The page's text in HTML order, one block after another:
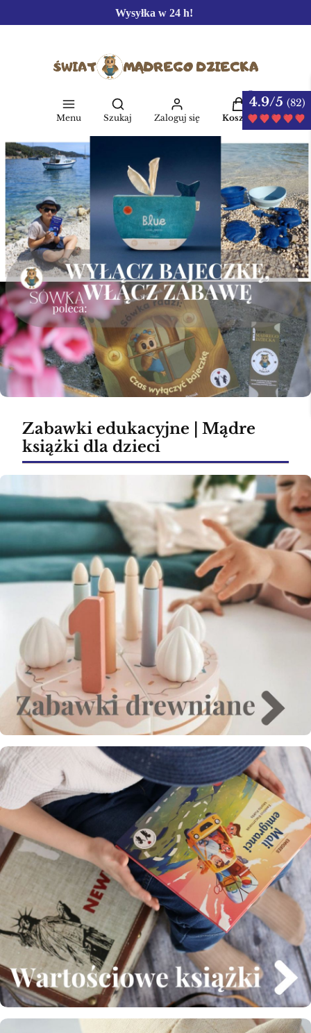
Wysyłka w 24 h!
Menu
Otwórz wyszukiwarkę
Szukaj Zaloguj się
Produkty w
Koszyk
Zabawki edukacyjne | Mądre
książki dla dzieci
4.9/5 (82)